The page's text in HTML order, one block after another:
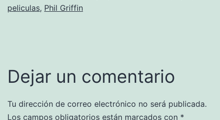
peliculas, Phil Griffin
Dejar un comentario
Tu dirección de correo electrónico no será publicada.
Los campos obligatorios están marcados con *